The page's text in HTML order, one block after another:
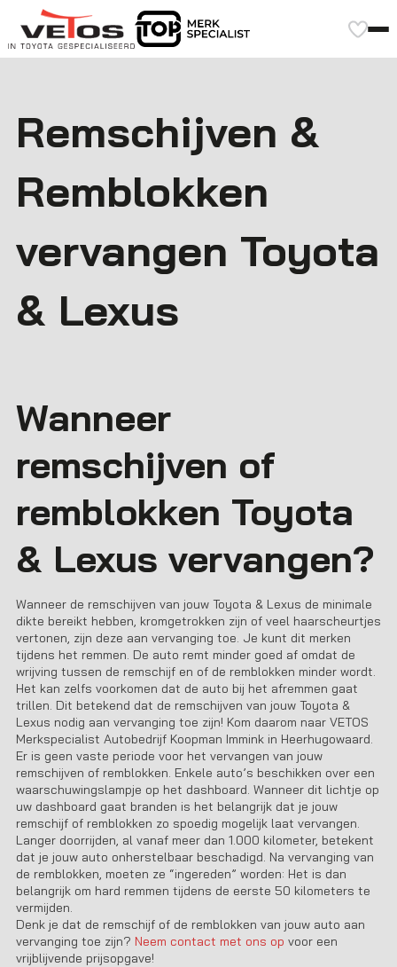
Remschijven &
Remblokken
vervangen Toyota
& Lexus
Wanneer
remschijven of
remblokken Toyota
& Lexus vervangen?
Wanneer de remschijven van jouw Toyota & Lexus de minimale
dikte bereikt hebben, kromgetrokken zijn of veel haarscheurtjes
vertonen, zijn deze aan vervanging toe. Je kunt dit merken
tijdens het remmen. De auto remt minder goed af omdat de
wrijving tussen de remschijf en of de remblokken minder wordt.
Het kan zelfs voorkomen dat de auto bij het afremmen gaat
trillen. Dit betekend dat de remschijven van jouw Toyota &
Lexus nodig aan vervanging toe zijn! Kom daarom naar VETOS
Merkspecialist Autobedrijf Koopman Immink in Heerhugowaard.
Er is geen vaste periode voor het vervangen van jouw
remschijven of remblokken. Enkele auto’s beschikken over een
waarschuwingslampje op het dashboard. Wanneer dit lichtje op
uw dashboard gaat branden is het belangrijk dat je jouw
remschijf of remblokken zo spoedig mogelijk laat vervangen.
Langer doorrijden, al vanaf meer dan 1.000 kilometer, betekent
dat je jouw auto onherstelbaar beschadigd. Na vervanging van
de remblokken, moeten ze “ingereden” worden: Het is dan
belangrijk om hard remmen tijdens de eerste 50 kilometers te
vermijden.
Denk je dat de remschijf of de remblokken van jouw auto aan
vervanging toe zijn? Neem contact met ons op voor een
vrijblijvende prijsopgave!